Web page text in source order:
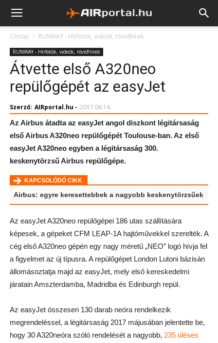
Címlap RUNWAY - Hírfotók, videók, rövidhírek
RUNWAY - Hírfotók, videók, rövidhírek
Átvette első A320neo
repülőgépét az easyJet
Szerző: AIRportal.hu - 2017.06.14.
Az Airbus átadta az easyJet angol diszkont légitársaság
első Airbus A320neo repülőgépét Toulouse-ban. Az első
easyJet A320neo egyben a légitársaság 300.
keskenytörzsű Airbus repülőgépe.
KAPCSOLÓDÓ CIKK
Airbus: egyre keresettebbek a nagyobb keskenytörzsűek
Az easyJet A320neo repülőgépei 186 utas szállítására
képesek, a gépeket CFM LEAP-1A hajtóművekkel szerelték. A
cég első A320neo gépén egy nagy méretű „NEO” logó hívja fel
a figyelmet az új típusra. A repülőgépet London Lutoni bázisán
állomásoztatja majd az easyJet, mely első kereskedelmi
járatain Amszterdamba, Madridba és Edinburgh repül.
Az easyJet összesen 130 darab neóra rendelkezik
megrendeléssel, a légitársaság 2017 májusában jelentette be,
hogy 30 A320neóra szóló rendelését a nagyobb, 235 üléses